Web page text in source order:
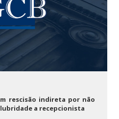
Artigos
rescisão indireta por não
a recepcionista